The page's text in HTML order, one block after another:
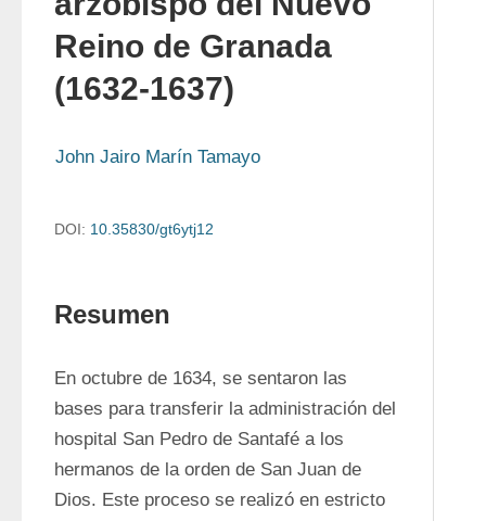
Reino de Granada
(1632-1637)
John Jairo Marín Tamayo
DOI: 10.35830/gt6ytj12
Resumen
En octubre de 1634, se sentaron las
bases para transferir la administración del
hospital San Pedro de Santafé a los
hermanos de la orden de San Juan de
Dios. Este proceso se realizó en estricto